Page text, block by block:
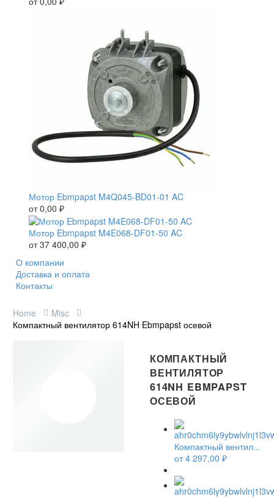
Мотор Ebmpapst M4Q045-BD01-01 AC
от0,00 ₽
Мотор Ebmpapst M4E068-DF01-50 AC
от37 400,00 ₽
О компании
Доставка и оплата
Контакты
Home
Misc
Компактный вентилятор 614NH Ebmpapst осевой
КОМПАКТНЫЙ
ВЕНТИЛЯТОР
614NH EBMPAPST
ОСЕВОЙ
Компактный вентил...
от4 297,00 ₽